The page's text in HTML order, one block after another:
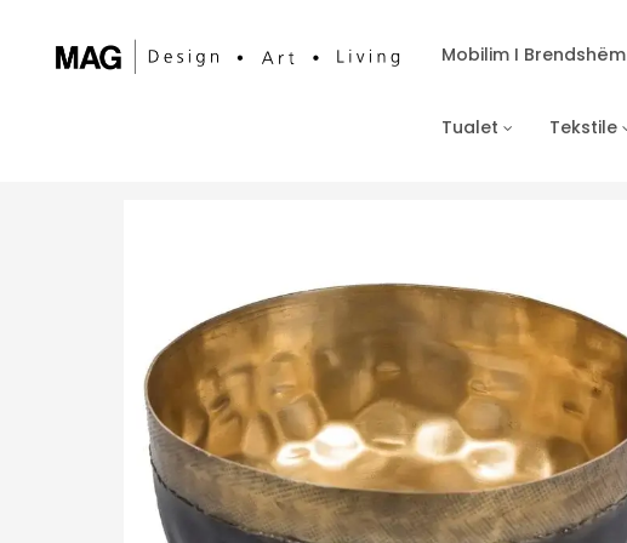
Mobilim I Brendshëm
Tualet Tekstile